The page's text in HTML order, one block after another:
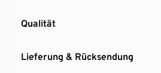
Qualität
Lieferung & Rücksendung